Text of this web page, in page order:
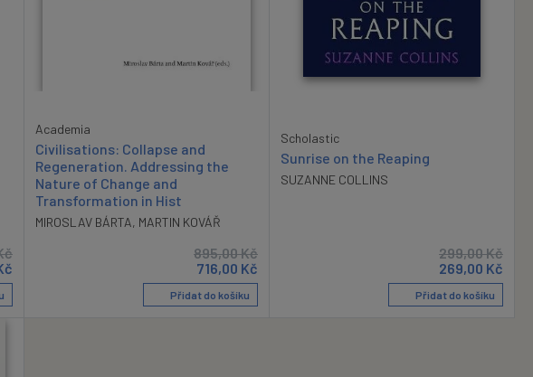
Academia
Civilisations: Collapse and
Regeneration. Addressing the
Nature of Change and
Transformation in Hist
MIROSLAV BÁRTA, MARTIN KOVÁŘ
895,00Kč
716,00 Kč
Přidat do košíku
Scholastic
Sunrise on the Reaping
SUZANNE COLLINS
299,00Kč
269,00 Kč
Přidat do košíku